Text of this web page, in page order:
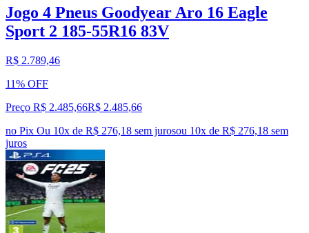
Jogo 4 Pneus Goodyear Aro 16 Eagle
Sport 2 185-55R16 83V
R$ 2.789,46
11% OFF
Preço R$ 2.485,66R$ 2.485,66
no Pix Ou 10x de R$ 276,18 sem jurosou 10x de R$ 276,18 sem
juros